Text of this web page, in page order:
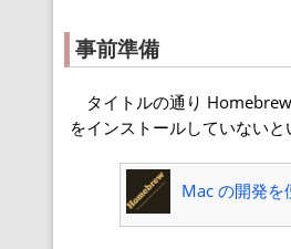
事前準備
タイトルの通り
をインストールしていない
Mac の開発